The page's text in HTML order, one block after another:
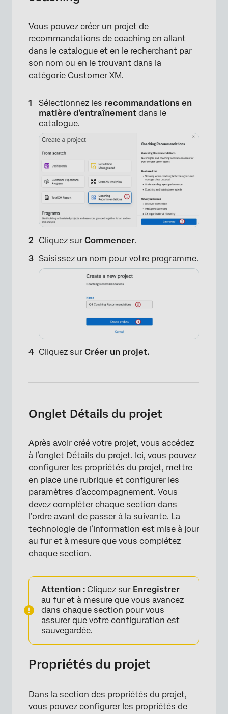
Vous pouvez créer un projet de
recommandations de coaching en allant
dans le catalogue et en le recherchant par
son nom ou en le trouvant dans la
catégorie Customer XM.
Sélectionnez les recommandations en
matière d’entraînement dans le
catalogue.
×
Cliquez sur Commencer.
Saisissez un nom pour votre programme.
Cliquez sur Créer un projet.
Onglet Détails du projet
Après avoir créé votre projet, vous accédez
à l’onglet Détails du projet. Ici, vous pouvez
configurer les propriétés du projet, mettre
en place une rubrique et configurer les
paramètres d’accompagnement. Vous
devez compléter chaque section dans
l’ordre avant de passer à la suivante. La
technologie de l’information est mise à jour
au fur et à mesure que vous complétez
chaque section.
Attention : Cliquez sur Enregistrer
au fur et à mesure que vous avancez
dans chaque section pour vous
assurer que votre configuration est
sauvegardée.
Propriétés du projet
Dans la section des propriétés du projet,
vous pouvez configurer les propriétés de